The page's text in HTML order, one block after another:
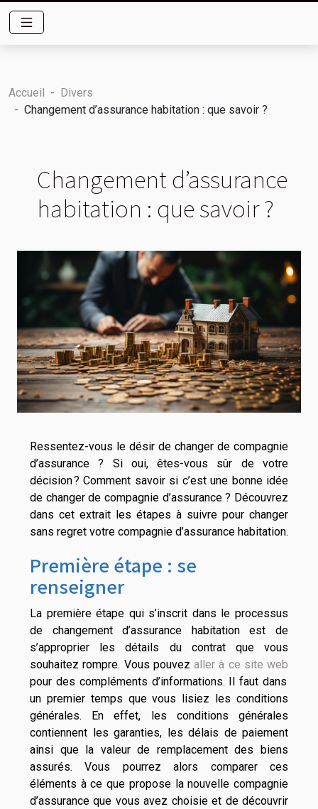
Accueil
Divers
Changement d’assurance habitation : que savoir ?
Changement d’assurance
habitation : que savoir ?
Ressentez-vous le désir de changer de compagnie
d’assurance ? Si oui, êtes-vous sûr de votre
décision ? Comment savoir si c’est une bonne idée
de changer de compagnie d’assurance ? Découvrez
dans cet extrait les étapes à suivre pour changer
sans regret votre compagnie d’assurance habitation.
Première étape : se
renseigner
La première étape qui s’inscrit dans le processus
de changement d’assurance habitation est de
s’approprier les détails du contrat que vous
souhaitez rompre. Vous pouvez aller à ce site web
pour des compléments d’informations. Il faut dans
un premier temps que vous lisiez les conditions
générales. En effet, les conditions générales
contiennent les garanties, les délais de paiement
ainsi que la valeur de remplacement des biens
assurés. Vous pourrez alors comparer ces
éléments à ce que propose la nouvelle compagnie
d’assurance que vous avez choisie et de découvrir